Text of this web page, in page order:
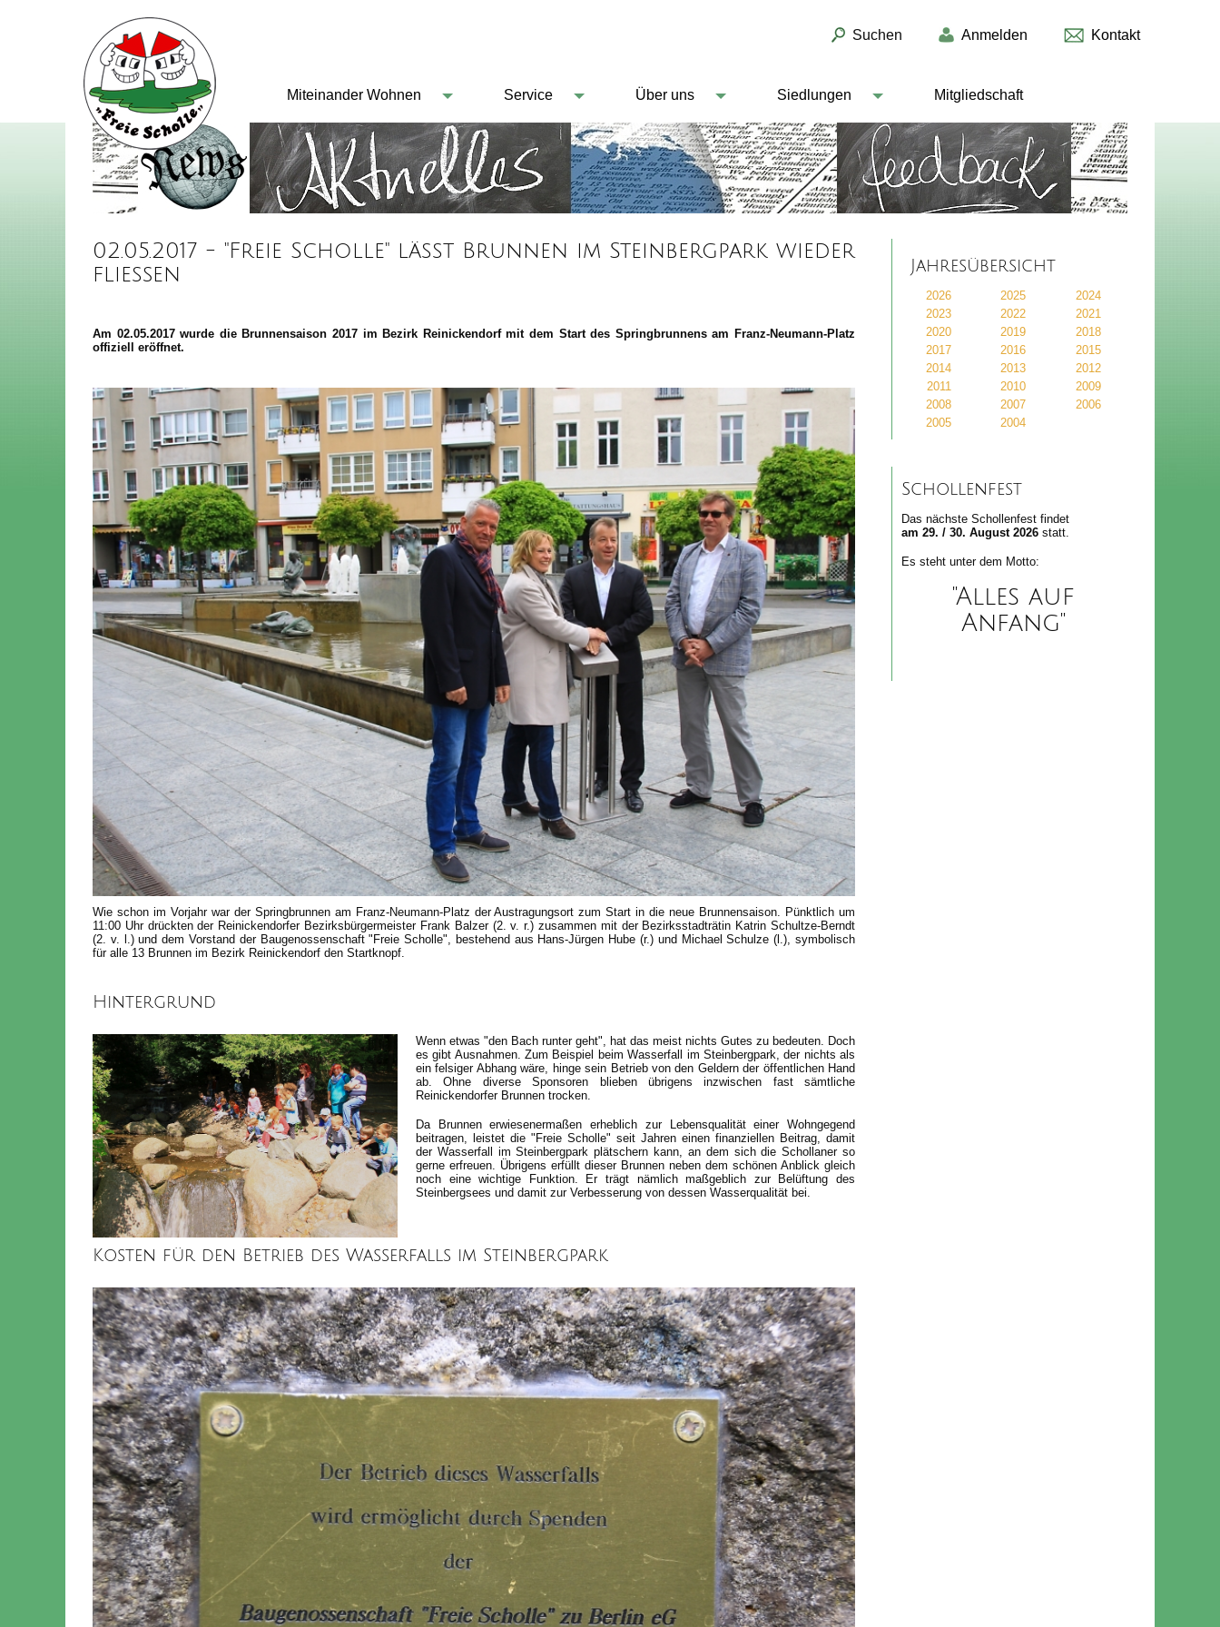
Suchen Anmelden Kontakt
Miteinander Wohnen Service Über uns Siedlungen Mitgliedschaft
02.05.2017 - "Freie Scholle" lässt Brunnen im Steinbergpark wieder
fließen
Am 02.05.2017 wurde die Brunnensaison 2017 im Bezirk Reinickendorf mit dem Start des Springbrunnens am Franz-Neumann-Platz
offiziell eröffnet.
Wie schon im Vorjahr war der Springbrunnen am Franz-Neumann-Platz der Austragungsort zum Start in die neue Brunnensaison. Pünktlich um
11:00 Uhr drückten der Reinickendorfer Bezirksbürgermeister Frank Balzer (2. v. r.) zusammen mit der Bezirksstadträtin Katrin Schultze-Berndt
(2. v. l.) und dem Vorstand der Baugenossenschaft "Freie Scholle", bestehend aus Hans-Jürgen Hube (r.) und Michael Schulze (l.), symbolisch
für alle 13 Brunnen im Bezirk Reinickendorf den Startknopf.
Hintergrund
Wenn etwas "den Bach runter geht", hat das meist nichts Gutes zu bedeuten. Doch
es gibt Ausnahmen. Zum Beispiel beim Wasserfall im Steinbergpark, der nichts als
ein felsiger Abhang wäre, hinge sein Betrieb von den Geldern der öffentlichen Hand
ab. Ohne diverse Sponsoren blieben übrigens inzwischen fast sämtliche
Reinickendorfer Brunnen trocken.
Da Brunnen erwiesenermaßen erheblich zur Lebensqualität einer Wohngegend
beitragen, leistet die "Freie Scholle" seit Jahren einen finanziellen Beitrag, damit
der Wasserfall im Steinbergpark plätschern kann, an dem sich die Schollaner so
gerne erfreuen. Übrigens erfüllt dieser Brunnen neben dem schönen Anblick gleich
noch eine wichtige Funktion. Er trägt nämlich maßgeblich zur Belüftung des
Steinbergsees und damit zur Verbesserung von dessen Wasserqualität bei.
Kosten für den Betrieb des Wasserfalls im Steinbergpark
Jahresübersicht
2026 2025
2024
2023
2022
2021
2020
2019
2018
2017
2016
2015
2014
2013
2012
2011
2010
2009
2008
2007
2006
2005
2004
Schollenfest
Das nächste Schollenfest findet
am 29. / 30. August 2026 statt.
Es steht unter dem Motto:
"Alles auf
Anfang"